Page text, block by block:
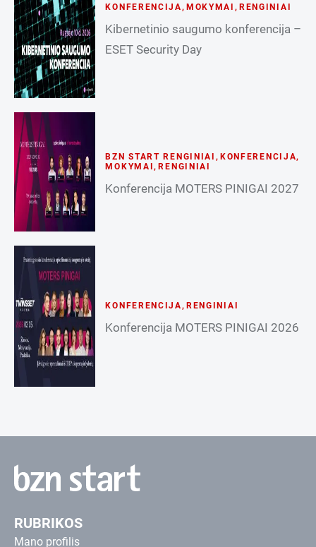
KONFERENCIJA , MOKYMAI , RENGINIAI
Kibernetinio saugumo konferencija –
ESET Security Day
BZN START RENGINIAI , KONFERENCIJA,
MOKYMAI ,RENGINIAI
Konferencija MOTERS PINIGAI 2027
KONFERENCIJA, RENGINIAI
Konferencija MOTERS PINIGAI 2026
RUBRIKOS
Mano profilis